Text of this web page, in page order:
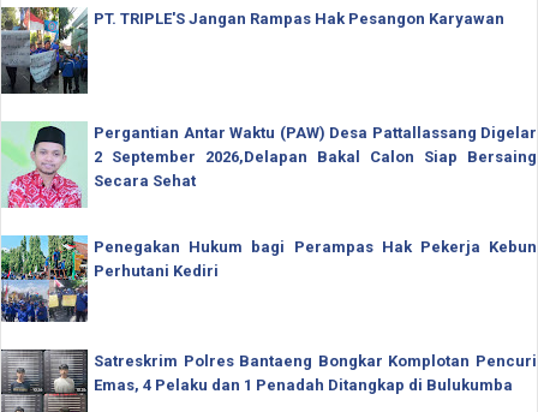
PT. TRIPLE'S Jangan Rampas Hak Pesangon Karyawan
Pergantian Antar Waktu (PAW) Desa Pattallassang Digelar
2 September 2026,Delapan Bakal Calon Siap Bersaing
Secara Sehat
Penegakan Hukum bagi Perampas Hak Pekerja Kebun
Perhutani Kediri
Satreskrim Polres Bantaeng Bongkar Komplotan Pencuri
Emas, 4 Pelaku dan 1 Penadah Ditangkap di Bulukumba